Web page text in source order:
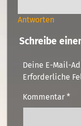
Antworten
Schreibe
Deine E-Mail-
Erforderliche
Kommentar *